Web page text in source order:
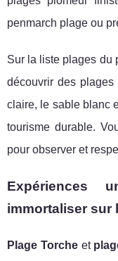
penmarch plage ou
Sur la liste plages du
découvrir des plages
claire, le sable blanc
tourisme durable.
pour observer et
Expériences
immortaliser sur
Plage Torcheet